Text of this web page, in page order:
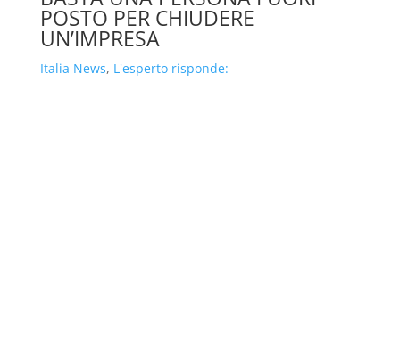
POSTO PER CHIUDERE
UN’IMPRESA
Italia News, L'esperto risponde: